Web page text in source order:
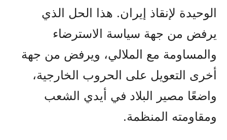
الوحيدة لإنقاذ إيران. هذا الحل الذي
يرفض من جهة سياسة الاسترضاء
والمساومة مع الملالي، ويرفض من جهة
أخرى التعويل على الحروب الخارجية،
واضعًا مصير البلاد في أيدي الشعب
ومقاومته المنظمة.